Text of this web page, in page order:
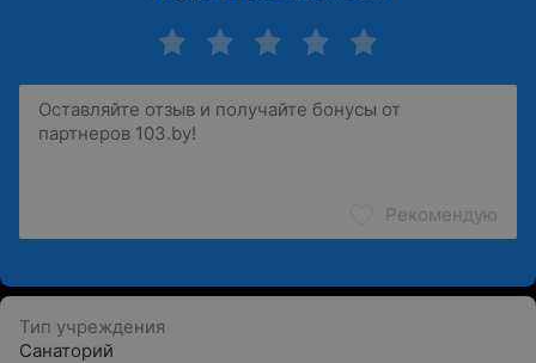
Рекомендую
Тип учреждения
Санаторий